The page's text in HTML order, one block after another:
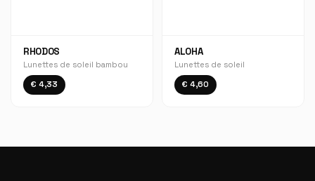
RHODOS
Lunettes de soleil bambou
€ 4,33
ALOHA
Lunettes de soleil
€ 4,60